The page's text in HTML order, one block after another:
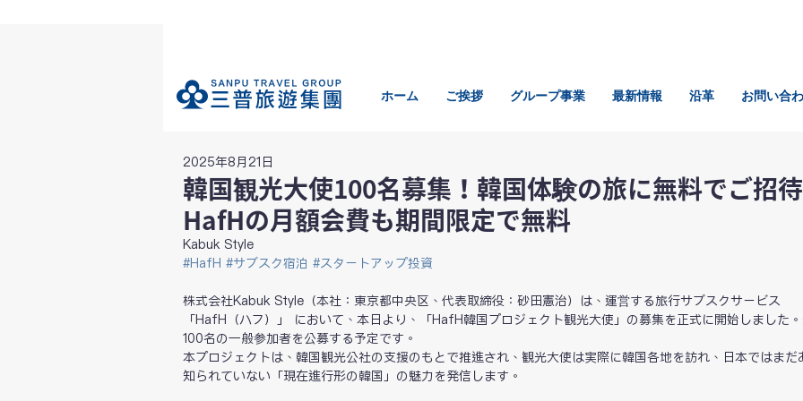
ホーム ご挨拶 グループ事業 最新情報 沿革 お問い合
韓国観光大使100名募集！韓国体験の旅に無料でご招待
HafHの月額会費も期間限定で無料
2025年8月21日
Kabuk Style
#HafH #サブスク宿泊 #スタートアップ投資
株式会社Kabuk Style（本社：東京都中央区、代表取締役：砂田憲治）は、運営する旅行サブスクサービス
「HafH（ハフ）」 において、本日より、「HafH韓国プロジェクト観光大使」の募集を正式に開始しました
100名の一般参加者を公募する予定です。
本プロジェクトは、韓国観光公社の支援のもとで推進され、観光大使は実際に韓国各地を訪れ、日本ではまだ
知られていない「現在進行形の韓国」の魅力を発信します。